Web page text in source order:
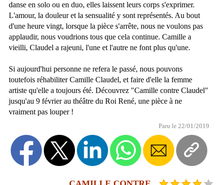
danse en solo ou en duo, elles laissent leurs corps s'exprimer.
L'amour, la douleur et la sensualité y sont représentés. Au bout
d'une heure vingt, lorsque la pièce s'arrête, nous ne voulons pas
applaudir, nous voudrions tous que cela continue. Camille a
vieilli, Claudel a rajeuni, l'une et l'autre ne font plus qu'une.
Si aujourd'hui personne ne refera le passé, nous pouvons
toutefois réhabiliter Camille Claudel, et faire d'elle la femme
artiste qu'elle a toujours été. Découvrez "Camille contre Claudel"
jusqu'au 9 février au théâtre du Roi René, une pièce à ne
vraiment pas louper !
Paru le 22/01/2019